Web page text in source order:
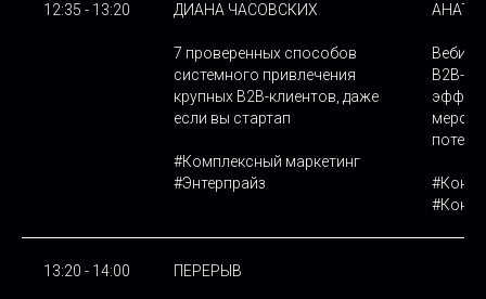
12:35 - 13:20 ДИАНА ЧАСОВСКИХ
7 проверенных способов
системного привлечения
крупных B2B-клиентов, даже
если вы стартап
#Комплексный маркетинг
#Энтерпрайз
B2B-
13:20 - 14:00 ПЕРЕРЫВ